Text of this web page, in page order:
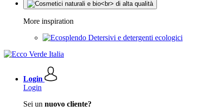
More inspiration
Detersivi e detergenti ecologici
Login
Login
Sei un nuovo cliente?